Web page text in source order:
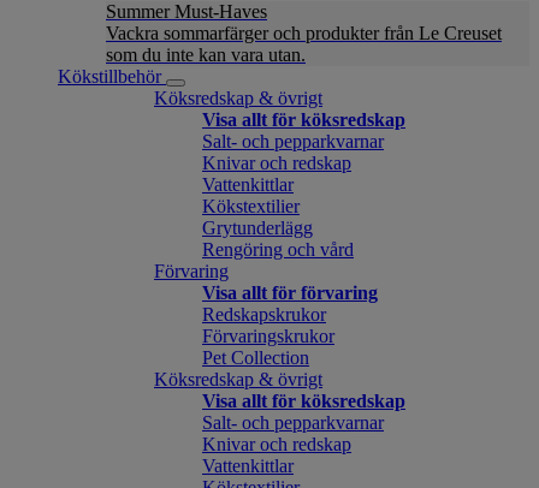
Summer Must-Haves
Vackra sommarfärger och produkter från Le Creuset
som du inte kan vara utan.
Kökstillbehör
Köksredskap & övrigt
Visa allt för köksredskap
Salt- och pepparkvarnar
Knivar och redskap
Vattenkittlar
Kökstextilier
Grytunderlägg
Rengöring och vård
Förvaring
Visa allt för förvaring
Redskapskrukor
Förvaringskrukor
Pet Collection
Köksredskap & övrigt
Visa allt för köksredskap
Salt- och pepparkvarnar
Knivar och redskap
Vattenkittlar